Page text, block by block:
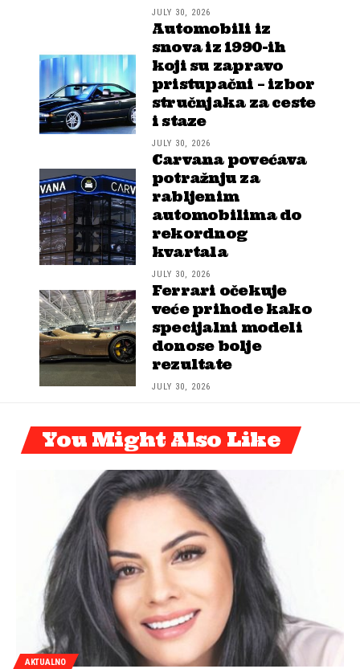
JULY 30, 2026
Automobili iz
snova iz 1990-ih
koji su zapravo
pristupačni – izbor
stručnjaka za ceste
i staze
JULY 30, 2026
Carvana povećava
potražnju za
rabljenim
automobilima do
rekordnog
kvartala
JULY 30, 2026
Ferrari očekuje
veće prihode kako
specijalni modeli
donose bolje
rezultate
JULY 30, 2026
You Might Also Like
AKTUALNO